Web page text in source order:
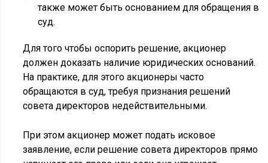
также может быть основанием для обращения в
суд.
Для того чтобы оспорить решение, акционер
должен доказать наличие юридических оснований.
На практике, для этого акционеры часто
обращаются в суд, требуя признания решений
совета директоров недействительными.
При этом акционер может подать исковое
заявление, если решение совета директоров прямо